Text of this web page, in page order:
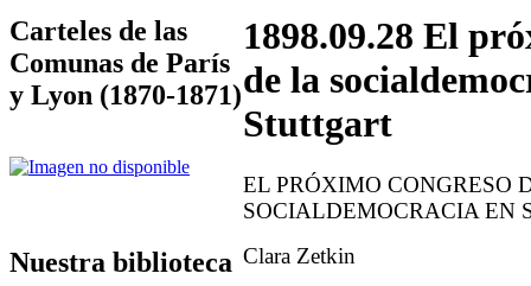
Carteles de las
Comunas de París
y Lyon (1870-1871)
Nuestra biblioteca
1898.09.28 El
de la
Stuttgart
EL PRÓXIMO CONGRESO
SOCIALDEMOCRACIA EN
Clara Zetkin